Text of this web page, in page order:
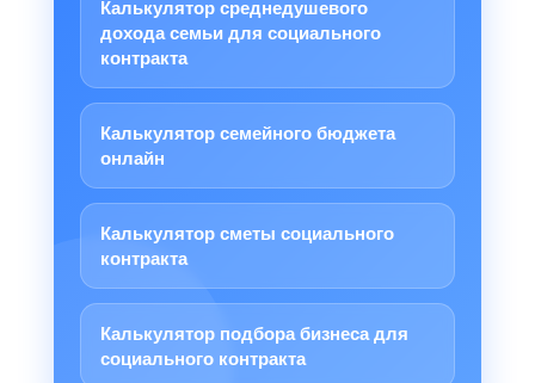
Калькулятор среднедушевого
дохода семьи для социального
контракта
Калькулятор семейного бюджета
онлайн
Калькулятор сметы социального
контракта
Калькулятор подбора бизнеса для
социального контракта